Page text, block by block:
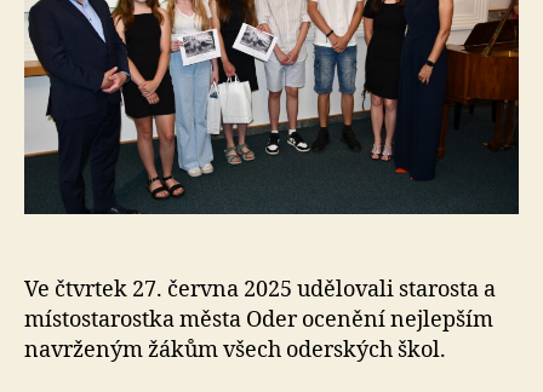
Ve čtvrtek 27. června 2025 udělovali starosta a
místostarostka města Oder ocenění nejlepším
navrženým žákům všech oderských škol.